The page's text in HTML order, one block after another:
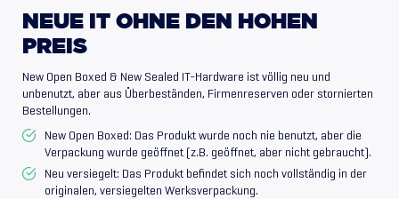
NEUE IT OHNE DEN
HOHEN
PREIS
New Open Boxed & New Sealed IT-Hardware ist völlig neu und
unbenutzt, aber aus Überbeständen, Firmenreserven oder stornierten
Bestellungen.
New Open Boxed: Das Produkt wurde noch nie benutzt, aber die
Verpackung wurde geöffnet (z.B. geöffnet, aber nicht gebraucht).
Neu versiegelt: Das Produkt befindet sich noch vollständig in der
originalen, versiegelten Werksverpackung.